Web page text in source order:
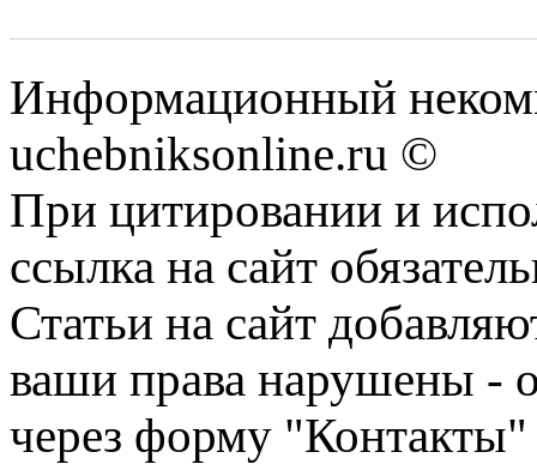
Информационный
uchebniksonline.ru ©
При цитировании и
ссылка на сайт
Статьи на сайт
ваши права нарушены -
через форму "Контакты"